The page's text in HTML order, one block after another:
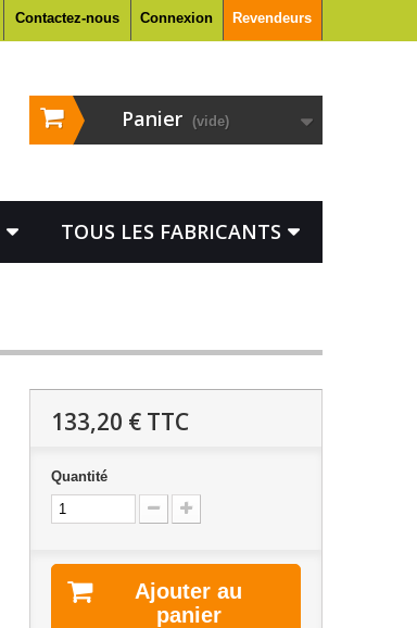
Connexion Revendeurs
Contactez-nous
Panier (vide)
TOUS LES FABRICANTS
133,20 €TTC
Quantité
Ajouter au
panier